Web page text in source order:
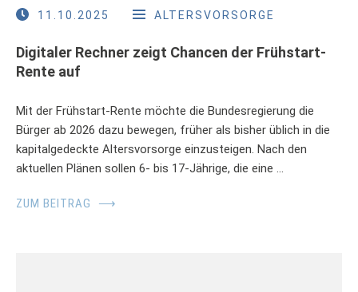
11.10.2025 ALTERSVORSORGE
Digitaler Rechner zeigt Chancen der Frühstart-
Rente auf
Mit der Frühstart-Rente möchte die Bundesregierung die
Bürger ab 2026 dazu bewegen, früher als bisher üblich in die
kapitalgedeckte Altersvorsorge einzusteigen. Nach den
aktuellen Plänen sollen 6- bis 17-Jährige, die eine …
ZUM BEITRAG ⟶